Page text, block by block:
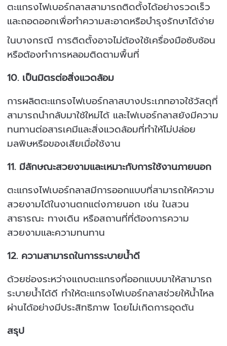
ตะแกรงไฟเบอร์กลาสสามารถติดตั้งได้อย่างรวดเร็ว
และถอดออกเพื่อทำความสะอาดหรือบำรุงรักษาได้ง่าย
ในบางกรณี การติดตั้งอาจไม่ต้องใช้เครื่องมือซับซ้อน
หรือต้องทำการหลอมติดตามพื้นที่
10. เป็นมิตรต่อสิ่งแวดล้อม
การผลิตตะแกรงไฟเบอร์กลาสบางประเภทอาจใช้วัสดุที่
สามารถนำกลับมาใช้ใหม่ได้ และไฟเบอร์กลาสยังมีความ
ทนทานต่อสารเคมีและสิ่งแวดล้อมที่ทำให้ไม่ปล่อย
มลพิษหรือของเสียเมื่อใช้งาน
11. มีลักษณะสวยงามและเหมาะกับการใช้งานภายนอก
ตะแกรงไฟเบอร์กลาสมีการออกแบบที่สามารถให้ความ
สวยงามได้ในงานตกแต่งภายนอก เช่น ในสวน
สาธารณะ ทางเดิน หรือสถานที่ที่ต้องการความ
สวยงามและความทนทาน
12. ความสามารถในการระบายน้ำดี
ด้วยช่องระหว่างแถบตะแกรงที่ออกแบบมาให้สามารถ
ระบายน้ำได้ดี ทำให้ตะแกรงไฟเบอร์กลาสช่วยให้น้ำไหล
ผ่านได้อย่างมีประสิทธิภาพ โดยไม่เกิดการอุดตัน
สรุป